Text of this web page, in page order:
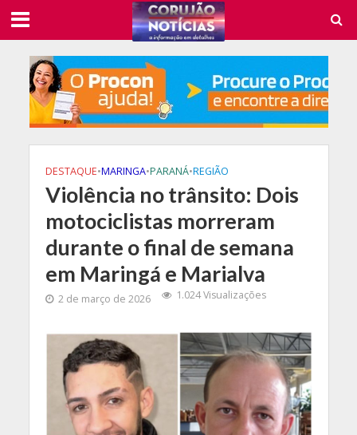
DESTAQUE•MARINGA•PARANÁ•REGIÃO
Violência no trânsito: Dois
motociclistas morreram
durante o final de semana
em Maringá e Marialva
2 de março de 2026 1.024 Visualizações